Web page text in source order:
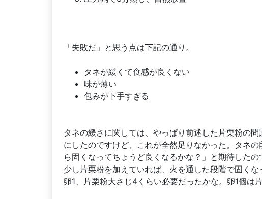
「失敗だ」と思う点は下記の通り。
タネが緩くて食感が良くない
味が薄い
包みが下手すぎる
タネの緩さに関しては、やっぱり前述した片栗粉の
にしたのですけど、これが全然足りなかった。タネ
ら固くなってちょうど良くなるかな？」と期待した
少し片栗粉を加えていれば、火を通した段階で固く
卵1、片栗粉大さじ4くらい必要だったかな。卵1個は